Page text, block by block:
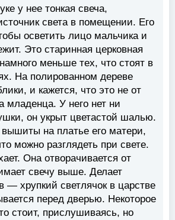
у нее тонкая свеча,
света в помещении. Его
осветить лицо мальчика и
Это старинная церковная
меньше тех, что стоят в
На полированном дереве
и кажется, что это не от
младенца. У него нет ни
он укрыт цветастой шалью.
на платье его матери,
можно разглядеть при свете.
Она отворачивается от
свечу выше. Делает
— хрупкий светлячок в царстве
перед дверью. Некоторое
стоит, прислушиваясь, но